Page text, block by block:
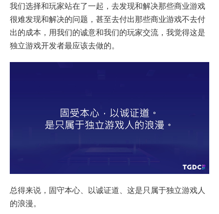
我们选择和玩家站在了一起，去发现和解决那些商业游戏
很难发现和解决的问题，甚至去付出那些商业游戏不去付
出的成本，用我们的诚意和我们的玩家交流，我觉得这是
独立游戏开发者最应该去做的。
总得来说，固守本心、以诚证道、这是只属于独立游戏人
的浪漫。